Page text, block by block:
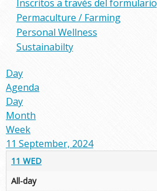
Inscritos a través del formulario
Permaculture / Farming
Personal Wellness
Sustainabilty
Day
Agenda
Day
Month
Week
11 September, 2024
11 WED
All-day